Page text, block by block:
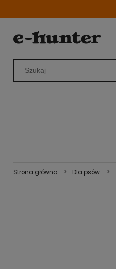
Strona główna > Dla psów >